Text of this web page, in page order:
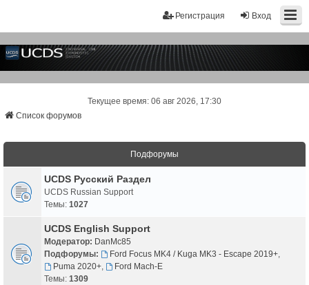
Вход
Регистрация
Текущее время: 06 авг 2026, 17:30
Список форумов
Подфорумы
UCDS Русский Раздел
UCDS Russian Support
Темы: 1027
UCDS English Support
Модератор: DanMc85
Подфорумы:
Ford Focus MK4 / Kuga MK3 - Escape 2019+,
Puma 2020+,
Ford Mach-E
Темы: 1309